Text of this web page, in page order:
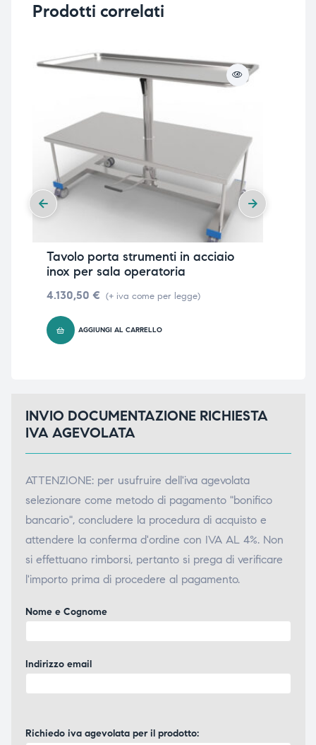
Prodotti correlati
Tavolo porta strumenti in acciaio
inox per sala operatoria
4.130,50 € (+ iva come per legge)
AGGIUNGI AL CARRELLO
INVIO DOCUMENTAZIONE RICHIESTA
IVA AGEVOLATA
ATTENZIONE: per usufruire dell'iva agevolata
selezionare come metodo di pagamento "bonifico
bancario", concludere la procedura di acquisto e
attendere la conferma d'ordine con IVA AL 4%. Non
si effettuano rimborsi, pertanto si prega di verificare
l'importo prima di procedere al pagamento.
Nome e Cognome
Indirizzo email
Richiedo iva agevolata per il prodotto: